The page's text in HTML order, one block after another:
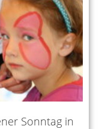
Sonntag in